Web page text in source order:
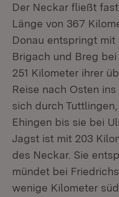
Der Neckar fließt
Länge von 367
Donau entspringt mit
Brigach und Breg
251 Kilometer ihrer
Reise nach Osten
sich durch
Ehingen bis sie bei
Jagst ist mit 203
des Neckar. Sie
mündet bei
wenige Kilometer